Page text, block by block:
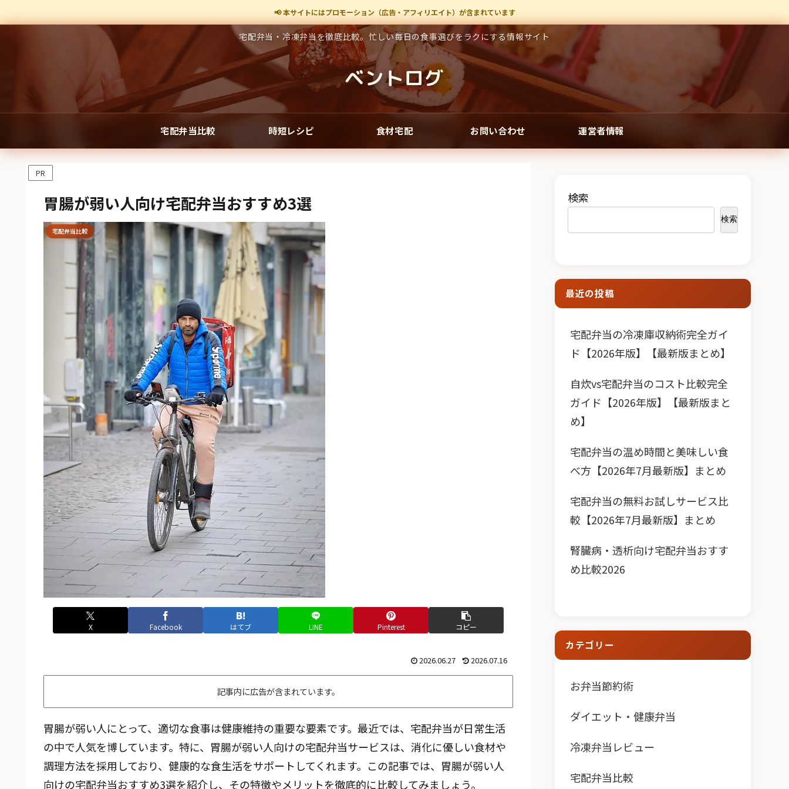
📢 本サイトにはプロモーション（広告・アフィリエイト）が含まれています
宅配弁当・冷凍弁当を徹底比較。忙しい毎日の食事選びをラクにする情報サイト
ベントログ
宅配弁当比較 時短レシピ 食材宅配 お問い合わせ 運営者情報
PR
胃腸が弱い人向け宅配弁当おすすめ3選
宅配弁当比較
X Facebook はてブ LINE Pinterest コピー
2026.06.27 2026.07.16
記事内に広告が含まれています。
胃腸が弱い人にとって、適切な食事は健康維持の重要な要素です。最近では、宅配弁当が日常生活
の中で人気を博しています。特に、胃腸が弱い人向けの宅配弁当サービスは、消化に優しい食材や
調理方法を採用しており、健康的な食生活をサポートしてくれます。この記事では、胃腸が弱い人
向けの宅配弁当おすすめ3選を紹介し、その特徴やメリットを徹底的に比較してみましょう。
検索
検索
最近の投稿
宅配弁当の冷凍庫収納術完全ガイ
ド【2026年版】【最新版まとめ】
自炊vs宅配弁当のコスト比較完全
ガイド【2026年版】【最新版まと
め】
宅配弁当の温め時間と美味しい食
べ方【2026年7月最新版】まとめ
宅配弁当の無料お試しサービス比
較【2026年7月最新版】まとめ
腎臓病・透析向け宅配弁当おすす
め比較2026
カテゴリー
お弁当節約術
ダイエット・健康弁当
冷凍弁当レビュー
宅配弁当比較